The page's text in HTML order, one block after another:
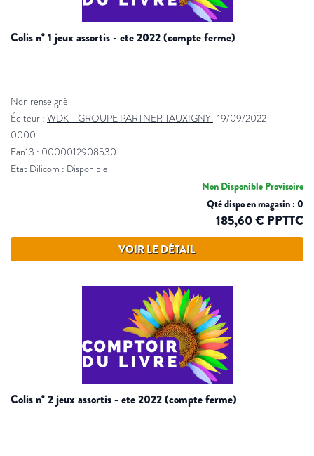
colis n° 1 jeux assortis - ete 2022 (compte ferme)
Non renseigné
Éditeur : WDK - GROUPE PARTNER TAUXIGNY | 19/09/2022
0000
Ean13 : 0000012908530
Etat Dilicom : Disponible
Non Disponible Provisoire
Qté dispo en magasin : 0
185,60 € PPTTC
VOIR LE DÉTAIL
colis n° 2 jeux assortis - ete 2022 (compte ferme)